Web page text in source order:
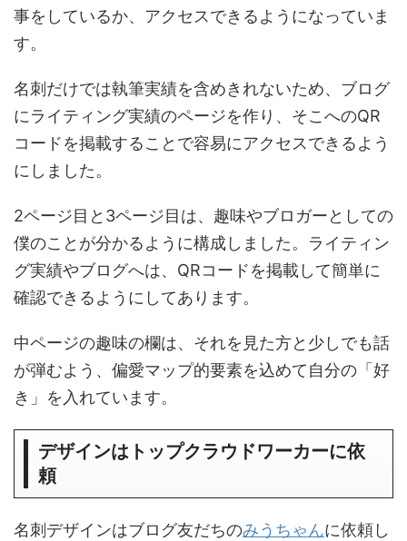
事をしているか、アクセスできるようになっていま
す。
名刺だけでは執筆実績を含めきれないため、ブログ
にライティング実績のページを作り、そこへのQR
コードを掲載することで容易にアクセスできるよう
にしました。
2ページ目と3ページ目は、趣味やブロガーとしての
僕のことが分かるように構成しました。ライティン
グ実績やブログへは、QRコードを掲載して簡単に
確認できるようにしてあります。
中ページの趣味の欄は、それを見た方と少しでも話
が弾むよう、偏愛マップ的要素を込めて自分の「好
き」を入れています。
デザインはトップクラウドワーカーに依
頼
名刺デザインはブログ友だちのみうちゃんに依頼し